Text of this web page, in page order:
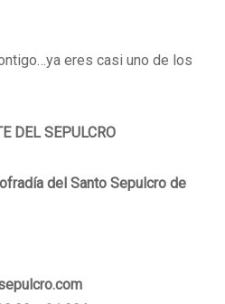
eres casi uno de los
DEL SEPULCRO
del Santo Sepulcro de